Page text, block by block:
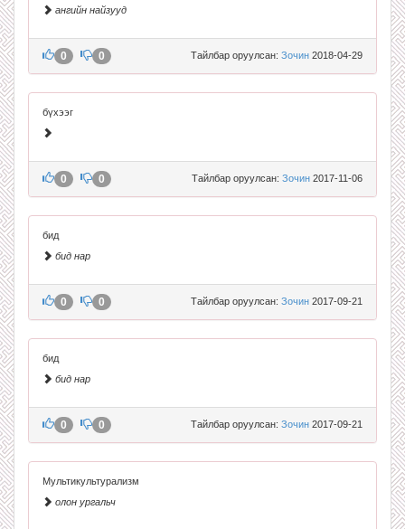
ангийн найзууд
Тайлбар оруулсан: Зочин 2018-04-29
0 0
бүхээг
Тайлбар оруулсан: Зочин 2017-11-06
0 0
бид
бид нар
Тайлбар оруулсан: Зочин 2017-09-21
0 0
бид
бид нар
Тайлбар оруулсан: Зочин 2017-09-21
0 0
Мультикультурализм
олон ургальч